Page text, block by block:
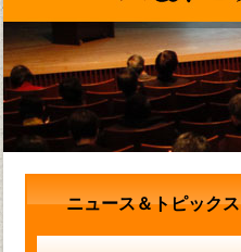
ニュース＆トピックス